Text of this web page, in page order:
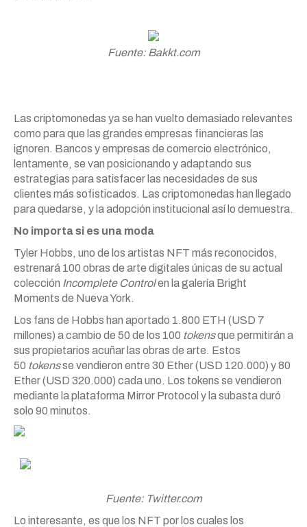
Fuente: Bakkt.com
Las criptomonedas ya se han vuelto demasiado relevantes
como para que las grandes empresas financieras las
ignoren. Bancos y empresas de comercio electrónico,
lentamente, se van posicionando y adaptando sus
estrategias para satisfacer las necesidades de sus
clientes más sofisticados. Las criptomonedas han llegado
para quedarse, y la adopción institucional así lo demuestra.
No importa si es una moda
Tyler Hobbs, uno de los artistas NFT más reconocidos,
estrenará 100 obras de arte digitales únicas de su actual
colección Incomplete Controlen la galería Bright
Moments de Nueva York.
Los fans de Hobbs han aportado 1.800 ETH (USD 7
millones) a cambio de 50 de los 100 tokensque permitirán a
sus propietarios acuñar las obras de arte. Estos
50 tokensse vendieron entre 30 Ether (USD 120.000) y 80
Ether (USD 320.000) cada uno. Los tokens se vendieron
mediante la plataforma Mirror Protocol y la subasta duró
solo 90 minutos.
Fuente: Twitter.com
Lo interesante, es que los NFT por los cuales los